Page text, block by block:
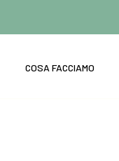
COSA FACCIAMO